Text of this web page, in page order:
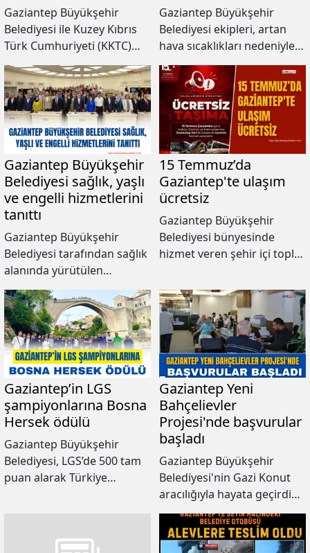
Gaziantep Büyükşehir
Belediyesi ile Kuzey Kıbrıs
Türk Cumhuriyeti (KKTC)
Gazimağusa Belediyesi
arasında imzalanan
protokolle iki Gazi şehir
resmen kardeş oldu.
Gaziantep Büyükşehir
Belediyesi ekipleri, artan
hava sıcaklıkları nedeniyle
orman yangını riskine karşı
Burç Ormanı'nda temizlik
çalışması yaptılar.
Gaziantep Büyükşehir
Belediyesi sağlık, yaşlı
ve engelli hizmetlerini
tanıttı
Gaziantep Büyükşehir
Belediyesi tarafından sağlık
alanında yürütülen
çalışmalar, hayata geçirilen
projeler ve planlanan yeni
yatırımlar, düzenlenen
"Engelli, Yaşlı ve Sağlık
Hizmetleri Bilgilendirme
Toplantısı"nda kamuoyuyla
paylaşıldı.
15 Temmuz’da
Gaziantep'te ulaşım
ücretsiz
Gaziantep Büyükşehir
Belediyesi bünyesinde
hizmet veren şehir içi toplu
Milli Birlik Günü dolayısıyla
Gaziantep Kart ile gün boyu
ücretsiz ulaşım hizmeti
verecek.
Gaziantep’in LGS
şampiyonlarına Bosna
Hersek ödülü
Gaziantep Büyükşehir
Belediyesi, LGS’de 500 tam
puan alarak Türkiye
gezisiyle ödüllendiriyor.
Gaziantep Yeni
Bahçelievler
Projesi'nde başvurular
başladı
Gaziantep Büyükşehir
Belediyesi'nin Gazi Konut
aracılığıyla hayata geçirdiği
Yeni Bahçelievler Projesi için
başvuru süreci başladı.